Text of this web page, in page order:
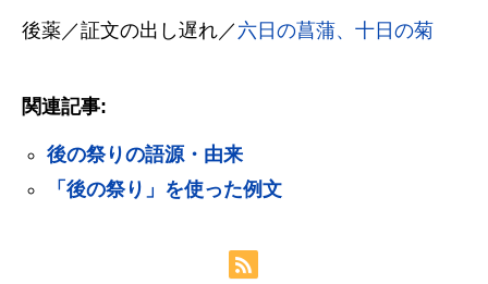
後薬／証文の出し遅れ／ 六日の菖蒲、十日の菊
関連記事:
後の祭りの語源・由来
「後の祭り」を使った例文